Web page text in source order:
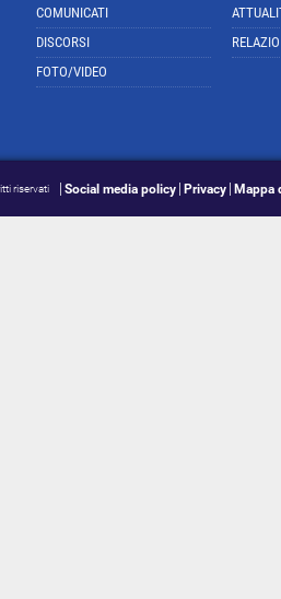
COMUNICATI
DISCORSI
FOTO/VIDEO
riservati Social media policy Privacy Mappa